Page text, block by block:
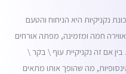
נקניקיות היא הניחוח והטעם
אווירה חמה ומזמינה, מפתה אורחים
אם זה נקניקיית עוף \ בקר \
מה שהופך אותו מתאים